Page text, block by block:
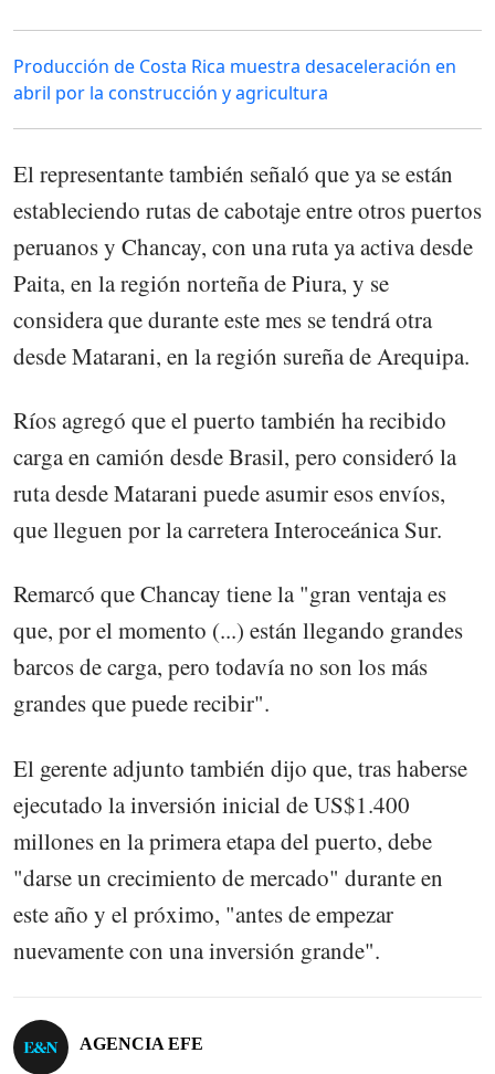
Producción de Costa Rica muestra desaceleración en
abril por la construcción y agricultura
El representante también señaló que ya se están
estableciendo rutas de cabotaje entre otros puertos
peruanos y Chancay, con una ruta ya activa desde
Paita, en la región norteña de Piura, y se
considera que durante este mes se tendrá otra
desde Matarani, en la región sureña de Arequipa.
Ríos agregó que el puerto también ha recibido
carga en camión desde Brasil, pero consideró la
ruta desde Matarani puede asumir esos envíos,
que lleguen por la carretera Interoceánica Sur.
Remarcó que Chancay tiene la "gran ventaja es
que, por el momento (...) están llegando grandes
barcos de carga, pero todavía no son los más
grandes que puede recibir".
El gerente adjunto también dijo que, tras haberse
ejecutado la inversión inicial de US$1.400
millones en la primera etapa del puerto, debe
"darse un crecimiento de mercado" durante en
este año y el próximo, "antes de empezar
nuevamente con una inversión grande".
AGENCIA EFE